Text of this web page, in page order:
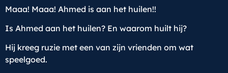
Maaa! Maaa! Ahmed is aan het huilen!!
Is Ahmed aan het huilen? En waarom huilt hij?
Hij kreeg ruzie met een van zijn vrienden om wat
speelgoed.